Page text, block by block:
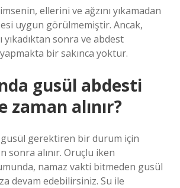
ellerini ve ağzını yıkamadan
uygun görülmemiştir. Ancak,
yıkadıktan sonra ve abdest
bir sakınca yoktur.
gusül abdesti
zaman alınır?
gerektiren bir durum için
sonra alınır. Oruçlu iken
namaz vakti bitmeden gusül
devam edebilirsiniz. Su ile